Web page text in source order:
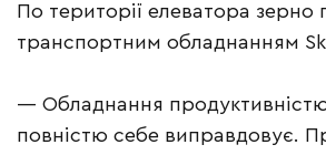
По території елеватора
транспортним обладнанням
— Обладнання
повністю себе виправдовує.